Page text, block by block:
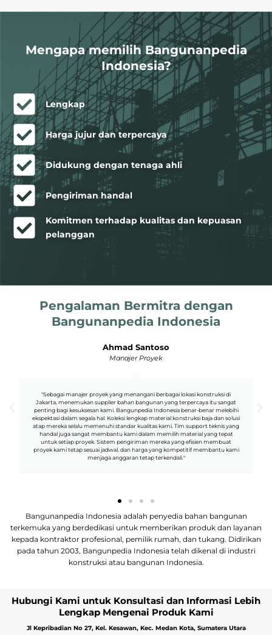
Mengapa memilih Bangunanpedia
Indonesia?
Lengkap
Harga jujur dan terpercaya
Didukung dengan tenaga ahli
Pengiriman handal
Komitmen terhadap kualitas dan kepuasan
pelanggan
Pengalaman Bermitra dengan
Bangunanpedia Indonesia
"Sebagai manajer proyek yang menangani berbagai lokasi konstruksi di
menemukan supplier bahan bangunan yang terpercaya itu sangat
bagi kesuksesan kami. Bangunpedia Indonesia benar-benar melebihi
dalam segala hal. Koleksi lengkap material konstruksi baja dan solusi
mereka selalu memenuhi standar kualitas kami. Tim support teknis yang
juga sangat membantu kami dalam memilih material yang tepat
untuk setiap proyek. Sistem pengiriman mereka yang efisien membuat
kami tetap sesuai jadwal, dan harga yang kompetitif membantu kami
menjaga anggaran tetap terkendali."
Ahmad Santoso
Manajer Proyek
Bangunanpedia Indonesia adalah penyedia bahan bangunan
terkemuka yang berdedikasi untuk memberikan produk dan layanan
kepada kontraktor profesional, pemilik rumah, dan tukang. Didirikan
pada tahun 2003, Bangunpedia Indonesia telah dikenal di industri
konstruksi atau bangunan Indonesia.
Hubungi Kami untuk Konsultasi dan Informasi Lebih
Lengkap Mengenai Produk Kami
Jl Kepribadian No 27, Kel. Kesawan, Kec. Medan Kota, Sumatera Utara